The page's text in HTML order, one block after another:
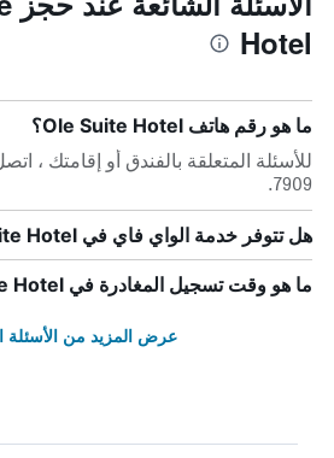
Hotel
ما هو رقم هاتف Ole Suite Hotel؟
7909.
هل تتوفر خدمة الواي فاي في Ole Suite Hotel؟
ما هو وقت تسجيل المغادرة في Ole Suite Hotel؟
عرض المزيد من الأسئلة